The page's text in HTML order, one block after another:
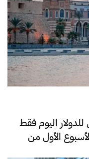
اليوم فقط
الأسبوع الأول من